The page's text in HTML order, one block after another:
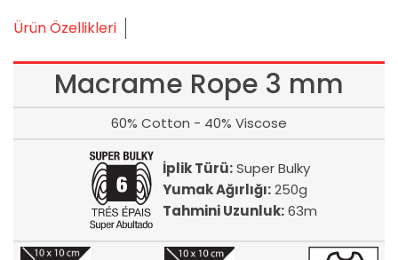
Ürün Özellikleri
Macrame Rope 3 mm
60% Cotton - 40% Viscose
İplik Türü:Super Bulky
Yumak Ağırlığı:250g
Tahmini Uzunluk:63m